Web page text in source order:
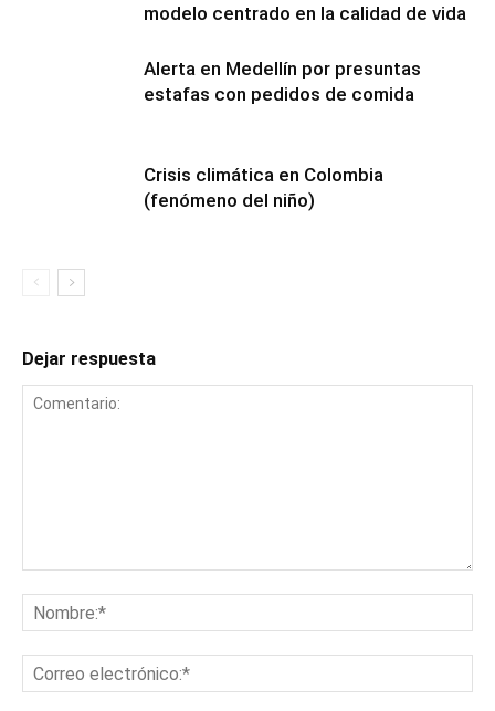
modelo centrado en la calidad de vida
Alerta en Medellín por presuntas
estafas con pedidos de comida
Crisis climática en Colombia
(fenómeno del niño)
Dejar respuesta